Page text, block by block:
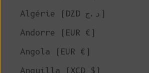
Algérie (DZD د.ج)
Andorre (EUR €)
Angola (EUR €)
Anguilla (XCD $)